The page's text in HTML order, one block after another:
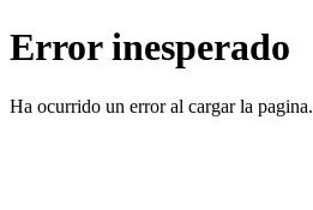
Error inesperado
Ha ocurrido un error al cargar la pagina.